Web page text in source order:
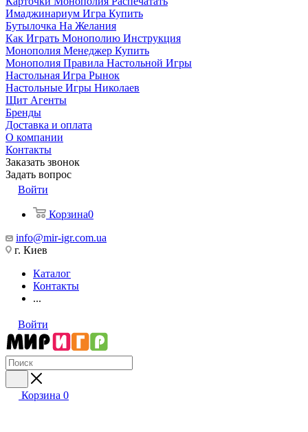
Имаджинариум Игра Купить
Бутылочка На Желания
Как Играть Монополию Инструкция
Монополия Менеджер Купить
Монополия Правила Настольной Игры
Настольная Игра Рынок
Настольные Игры Николаев
Щит Агенты
Бренды
Доставка и оплата
О компании
Контакты
Заказать звонок
Задать вопрос
Войти
Корзина0
info@mir-igr.com.ua
г. Киев
Каталог
Контакты
...
Войти
Корзина 0